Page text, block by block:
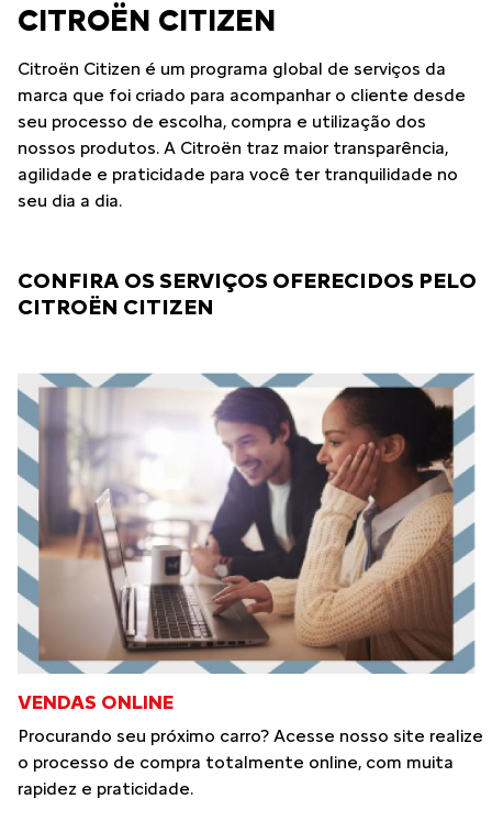
CITROËN CITIZEN
Citroën Citizen é um programa global de serviços da
marca que foi criado para acompanhar o cliente desde
seu processo de escolha, compra e utilização dos
nossos produtos. A Citroën traz maior transparência,
agilidade e praticidade para você ter tranquilidade no
seu dia a dia.
CONFIRA OS SERVIÇOS OFERECIDOS PELO
CITROËN CITIZEN
VENDAS ONLINE
Procurando seu próximo carro? Acesse nosso site realize
o processo de compra totalmente online, com muita
rapidez e praticidade.